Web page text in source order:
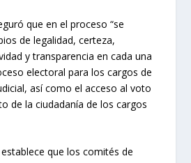
que en el proceso “se
de legalidad, certeza,
y transparencia en cada una
electoral para los cargos de
así como el acceso al voto
de la ciudadanía de los cargos
que los comités de